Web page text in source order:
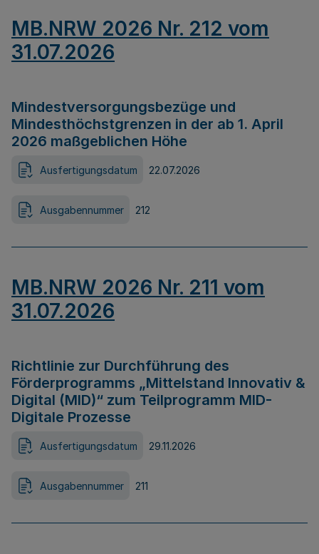
MB.NRW 2026 Nr. 212 vom
31.07.2026
Mindestversorgungsbezüge und
Mindesthöchstgrenzen in der ab 1. April
2026 maßgeblichen Höhe
Ausfertigungsdatum 22.07.2026
Ausgabennummer 212
MB.NRW 2026 Nr. 211 vom
31.07.2026
Richtlinie zur Durchführung des
Förderprogramms „Mittelstand Innovativ &
Digital (MID)“ zum Teilprogramm MID-
Digitale Prozesse
Ausfertigungsdatum 29.11.2026
Ausgabennummer 211